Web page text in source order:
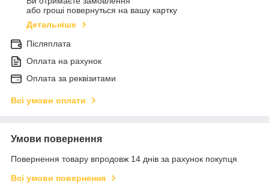
або гроші повернуться на вашу картку
Детальніше
Післяплата
Оплата на рахунок
Оплата за реквізитами
Всі умови оплати
Умови повернення
Повернення товару впродовж 14 днів за рахунок покупця
Всі умови повернення